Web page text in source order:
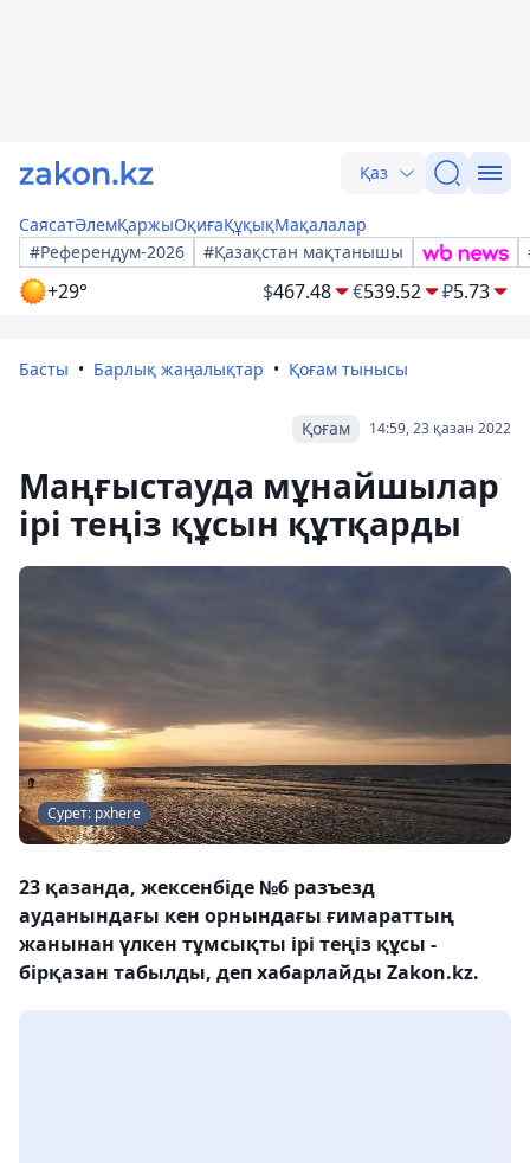
Қаз
СаясатӘлемҚаржыОқиғаҚұқықМақалалар
#Референдум-2026
#Қазақстан мақтанышы
+29° $467.48 €539.52 ₽5.73
Басты Барлық жаңалықтар Қоғам тынысы
14:59, 23 қазан 2022
Қоғам
Маңғыстауда мұнайшылар
ірі теңіз құсын құтқарды
Сурет: pxhere
23 қазанда, жексенбіде №6 разъезд
ауданындағы кен орнындағы ғимараттың
жанынан үлкен тұмсықты ірі теңіз құсы -
бірқазан табылды, деп хабарлайды Zakon.kz.